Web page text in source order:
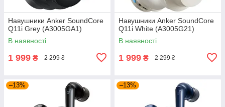
Навушники Anker SoundCore
Q11i Grey (A3005GA1)
В наявності
1 999 ₴ 2 299 ₴
Навушники Anker SoundCore
Q11i White (A3005G21)
В наявності
1 999 ₴ 2 299 ₴
–13% –13%